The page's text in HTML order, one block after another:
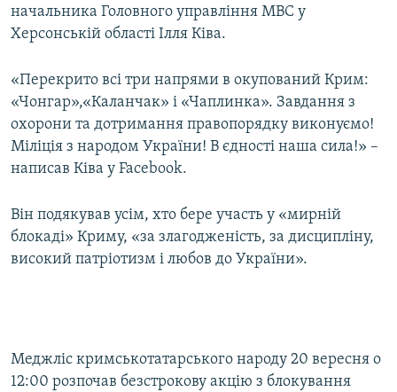
Усі сайти RFE/RL
начальника Головного управління МВС у
Херсонській області Ілля Ківа.
«Перекрито всі три напрями в окупований Крим:
«Чонгар»,«Каланчак» і «Чаплинка». Завдання з
охорони та дотримання правопорядку виконуємо!
Міліція з народом України! В єдності наша сила!» –
написав Ківа у Facebook.
Він подякував усім, хто бере участь у «мирній
блокаді» Криму, «за злагодженість, за дисципліну,
високий патріотизм і любов до України».
Меджліс кримськотатарського народу 20 вересня о
12:00 розпочав безстрокову акцію з блокування